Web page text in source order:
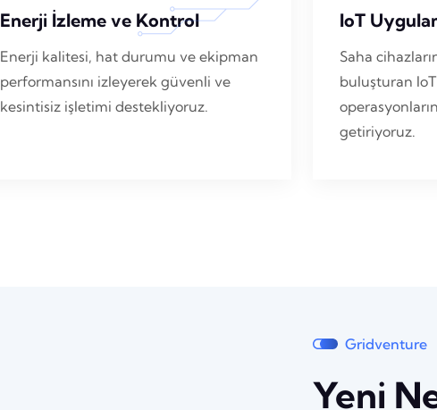
Enerji İzleme ve Kontrol
Enerji kalitesi, hat durumu ve ekipman
performansını izleyerek güvenli ve
kesintisiz işletimi destekliyoruz.
IoT
Saha
buluşturan
getiriyoruz.
Gridventure
Yeni